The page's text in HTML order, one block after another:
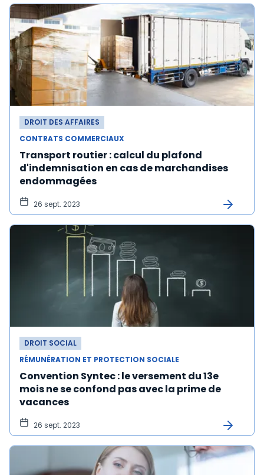
DROIT DES AFFAIRES
CONTRATS COMMERCIAUX
Transport routier : calcul du plafond
d'indemnisation en cas de marchandises
endommagées
26 sept. 2023
DROIT SOCIAL
RÉMUNÉRATION ET PROTECTION SOCIALE
Convention Syntec : le versement du 13e
mois ne se confond pas avec la prime de
vacances
26 sept. 2023